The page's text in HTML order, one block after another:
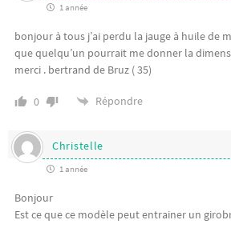
1 année
bonjour à tous j’ai perdu la jauge à huile de
que quelqu’un pourrait me donner la
merci . bertrand de Bruz ( 35)
0 Répondre
Christelle
1 année
Bonjour
Est ce que ce modèle peut entrainer un